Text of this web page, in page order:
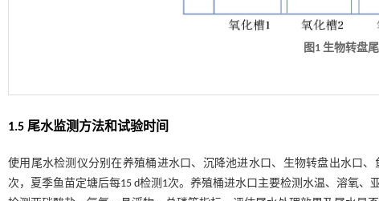
图1 生物转盘
1.5 尾水监测方法和试验时间
使用尾水检测仪分别在养殖桶进水口、沉降池进水口、生物转盘出水口
次，夏季鱼苗定塘后每15 d检测1次。养殖桶进水口主要检测水温、溶氧